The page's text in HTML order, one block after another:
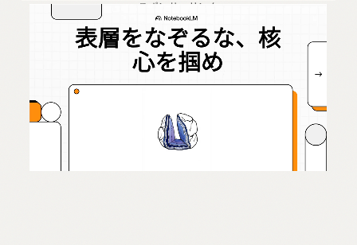
スポンサーリンク